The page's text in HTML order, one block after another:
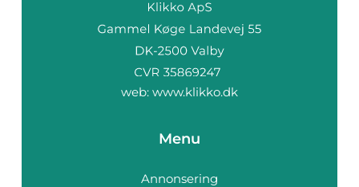
web: www.klikko.dk
Menu
Annonsering